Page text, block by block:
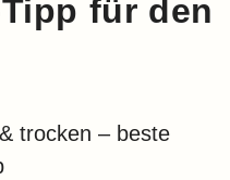
für den
trocken – beste